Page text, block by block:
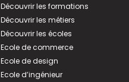
Découvrir les formations
Découvrir les métiers
Découvrir les écoles
Ecole de commerce
Ecole de design
Ecole d’ingénieur